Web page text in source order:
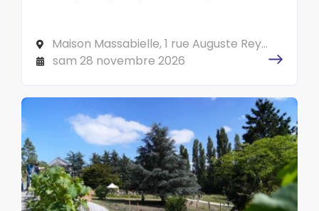
Maison Massabielle, 1 rue Auguste Rey,
95390 SAINT-PRIX
sam 28 novembre 2026